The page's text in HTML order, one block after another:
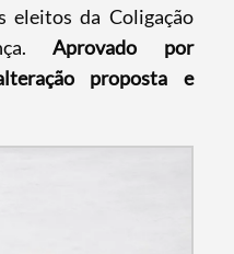
eleitos da Coligação
Aprovado por
proposta e